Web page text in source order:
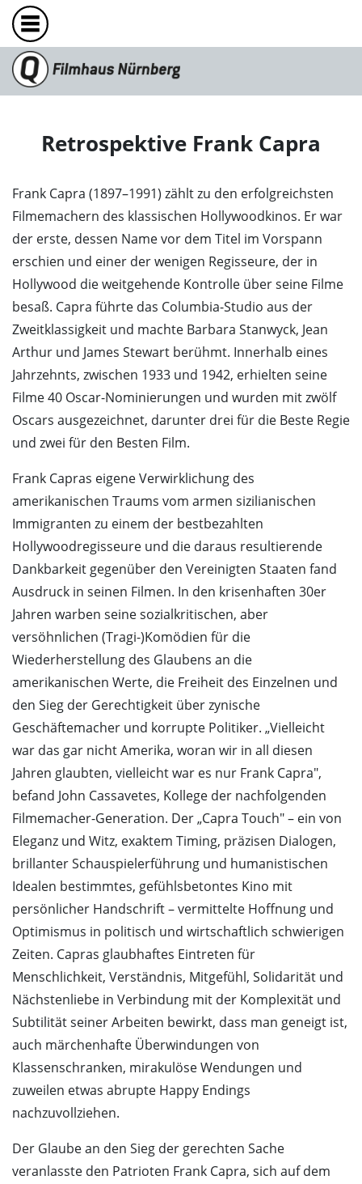
Retrospektive Frank Capra
Frank Capra (1897–1991) zählt zu den erfolgreichsten
Filmemachern des klassischen Hollywoodkinos. Er war
der erste, dessen Name vor dem Titel im Vorspann
erschien und einer der wenigen Regisseure, der in
Hollywood die weitgehende Kontrolle über seine Filme
besaß. Capra führte das Columbia-Studio aus der
Zweitklassigkeit und machte Barbara Stanwyck, Jean
Arthur und James Stewart berühmt. Innerhalb eines
Jahrzehnts, zwischen 1933 und 1942, erhielten seine
Filme 40 Oscar-Nominierungen und wurden mit zwölf
Oscars ausgezeichnet, darunter drei für die Beste Regie
und zwei für den Besten Film.
Frank Capras eigene Verwirklichung des
amerikanischen Traums vom armen sizilianischen
Immigranten zu einem der bestbezahlten
Hollywoodregisseure und die daraus resultierende
Dankbarkeit gegenüber den Vereinigten Staaten fand
Ausdruck in seinen Filmen. In den krisenhaften 30er
Jahren warben seine sozialkritischen, aber
versöhnlichen (Tragi-)Komödien für die
Wiederherstellung des Glaubens an die
amerikanischen Werte, die Freiheit des Einzelnen und
den Sieg der Gerechtigkeit über zynische
Geschäftemacher und korrupte Politiker. „Vielleicht
war das gar nicht Amerika, woran wir in all diesen
Jahren glaubten, vielleicht war es nur Frank Capra",
befand John Cassavetes, Kollege der nachfolgenden
Filmemacher-Generation. Der „Capra Touch" – ein von
Eleganz und Witz, exaktem Timing, präzisen Dialogen,
brillanter Schauspielerführung und humanistischen
Idealen bestimmtes, gefühlsbetontes Kino mit
persönlicher Handschrift – vermittelte Hoffnung und
Optimismus in politisch und wirtschaftlich schwierigen
Zeiten. Capras glaubhaftes Eintreten für
Menschlichkeit, Verständnis, Mitgefühl, Solidarität und
Nächstenliebe in Verbindung mit der Komplexität und
Subtilität seiner Arbeiten bewirkt, dass man geneigt ist,
auch märchenhafte Überwindungen von
Klassenschranken, mirakulöse Wendungen und
zuweilen etwas abrupte Happy Endings
nachzuvollziehen.
Der Glaube an den Sieg der gerechten Sache
veranlasste den Patrioten Frank Capra, sich auf dem